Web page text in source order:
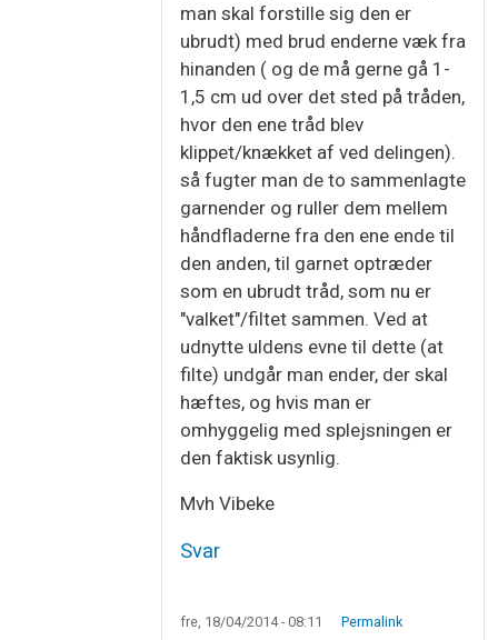
man skal forstille sig den er
ubrudt) med brud enderne væk fra
hinanden ( og de må gerne gå 1-
1,5 cm ud over det sted på tråden,
hvor den ene tråd blev
klippet/knækket af ved delingen).
så fugter man de to sammenlagte
garnender og ruller dem mellem
håndfladerne fra den ene ende til
den anden, til garnet optræder
som en ubrudt tråd, som nu er
"valket"/filtet sammen. Ved at
udnytte uldens evne til dette (at
filte) undgår man ender, der skal
hæftes, og hvis man er
omhyggelig med splejsningen er
den faktisk usynlig.
Mvh Vibeke
Svar
fre, 18/04/2014 - 08:11 Permalink